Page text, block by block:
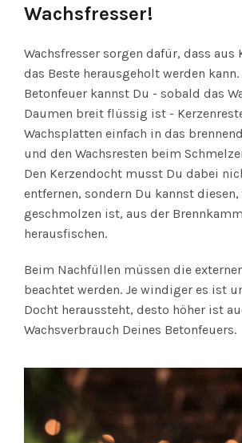
Wachsfresser!
Wachsfresser sorgen dafür, dass aus
das Beste herausgeholt werden
Betonfeuer kannst Du - sobald das
Daumen breit flüssig ist -
Wachsplatten einfach in das
und den Wachsresten beim
Den Kerzendocht musst Du dabei
entfernen, sondern Du kannst diesen,
geschmolzen ist, aus der
herausfischen.
Beim Nachfüllen müssen die
beachtet werden. Je windiger es ist
Docht heraussteht, desto höher ist
Wachsverbrauch Deines Betonfeuers.